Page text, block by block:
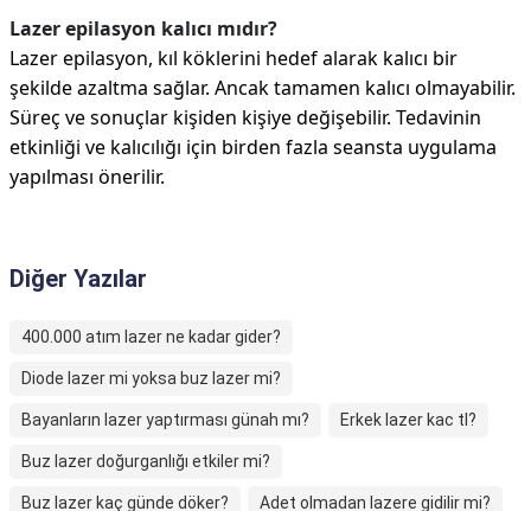
Lazer epilasyon kalıcı mıdır?
Lazer epilasyon, kıl köklerini hedef alarak kalıcı bir
şekilde azaltma sağlar. Ancak tamamen kalıcı olmayabilir.
Süreç ve sonuçlar kişiden kişiye değişebilir. Tedavinin
etkinliği ve kalıcılığı için birden fazla seansta uygulama
yapılması önerilir.
Diğer Yazılar
400.000 atım lazer ne kadar gider?
Diode lazer mi yoksa buz lazer mi?
Bayanların lazer yaptırması günah mı? Erkek lazer kac tl?
Buz lazer doğurganlığı etkiler mi?
Buz lazer kaç günde döker? Adet olmadan lazere gidilir mi?